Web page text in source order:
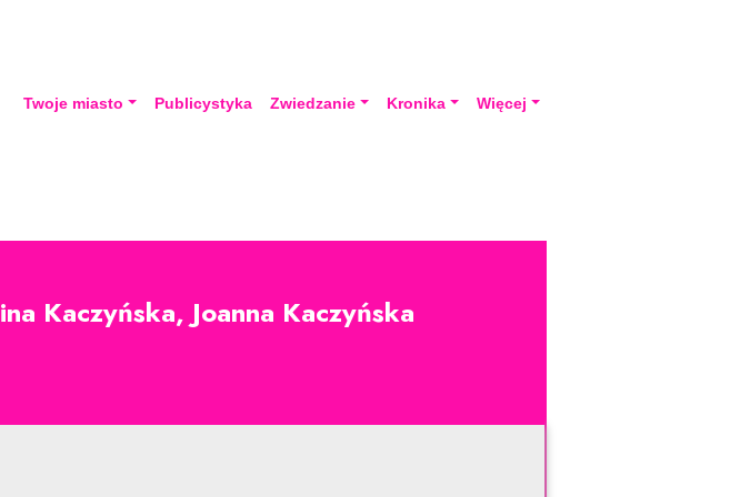
Twoje miasto Publicystyka Zwiedzanie Kronika Więcej
Kaczyńska, Joanna Kaczyńska